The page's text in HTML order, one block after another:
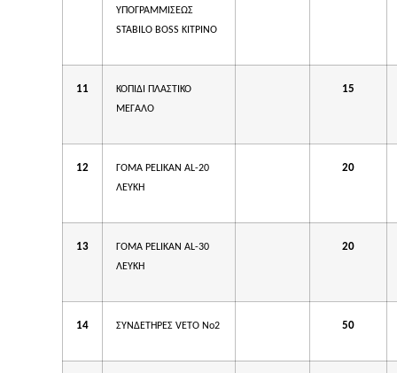
ΥΠΟΓΡΑΜΜΙΣΕΩΣ
STABILO BOSS KITΡΙΝΟ
11
ΚΟΠΙΔΙ ΠΛΑΣΤΙΚΟ
ΜΕΓΑΛΟ
15
12
ΓΟΜΑ PELIKAN AL-20
ΛΕΥΚΗ
20
13
ΓΟΜΑ PELIKAN AL-30
ΛΕΥΚΗ
20
14 ΣΥΝΔΕΤΗΡΕΣ VETO No2 50